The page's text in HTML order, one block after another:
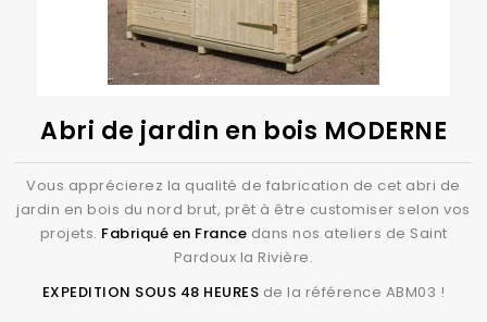
Abri de jardin en bois MODERNE
Vous apprécierez la qualité de fabrication de cet abri de
jardin en bois du nord brut, prêt à être customiser selon vos
projets. Fabriqué en France dans nos ateliers de Saint
Pardoux la Rivière.
EXPEDITION SOUS 48 HEURES de la référence ABM03 !